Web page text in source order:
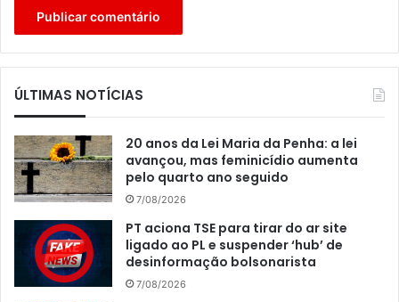
ÚLTIMAS NOTÍCIAS
20 anos da Lei Maria da Penha: a lei
avançou, mas feminicídio aumenta
pelo quarto ano seguido
7/08/2026
PT aciona TSE para tirar do ar site
ligado ao PL e suspender ‘hub’ de
desinformação bolsonarista
7/08/2026